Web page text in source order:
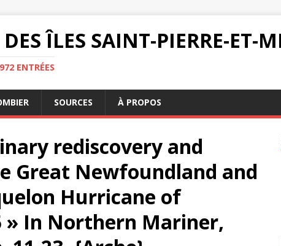
ÎLES SAINT-PIERRE-ET-
ENTRÉES
SOURCES À PROPOS
rediscovery and
Great Newfoundland and
Hurricane of
» In Northern Mariner,